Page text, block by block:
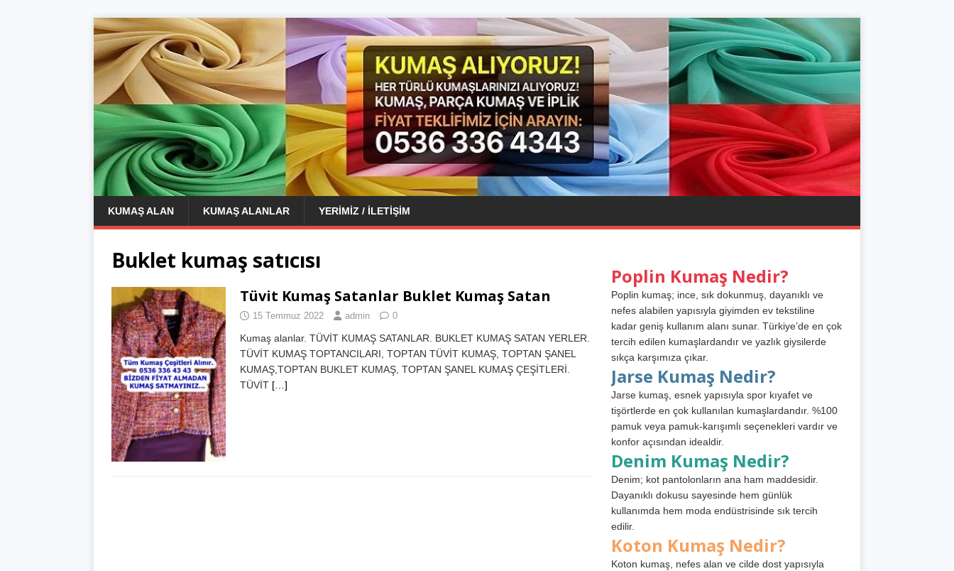
KUMAŞ ALAN KUMAŞ ALANLAR YERIMIZ / İLETIŞIM
Buklet kumaş satıcısı
Tüvit Kumaş Satanlar Buklet Kumaş Satan
15 Temmuz 2022 admin 0
Kumaş alanlar. TÜVİT KUMAŞ SATANLAR. BUKLET KUMAŞ SATAN YERLER.
TÜVİT KUMAŞ TOPTANCILARI, TOPTAN TÜVİT KUMAŞ, TOPTAN ŞANEL
KUMAŞ,TOPTAN BUKLET KUMAŞ, TOPTAN ŞANEL KUMAŞ ÇEŞİTLERİ.
TÜVİT […]
Poplin Kumaş Nedir?
Poplin kumaş; ince, sık dokunmuş, dayanıklı ve
nefes alabilen yapısıyla giyimden ev tekstiline
kadar geniş kullanım alanı sunar. Türkiye’de en çok
tercih edilen kumaşlardandır ve yazlık giysilerde
sıkça karşımıza çıkar.
Jarse Kumaş Nedir?
Jarse kumaş, esnek yapısıyla spor kıyafet ve
tişörtlerde en çok kullanılan kumaşlardandır. %100
pamuk veya pamuk-karışımlı seçenekleri vardır ve
konfor açısından idealdir.
Denim Kumaş Nedir?
Denim; kot pantolonların ana ham maddesidir.
Dayanıklı dokusu sayesinde hem günlük
kullanımda hem moda endüstrisinde sık tercih
edilir.
Koton Kumaş Nedir?
Koton kumaş, nefes alan ve cilde dost yapısıyla